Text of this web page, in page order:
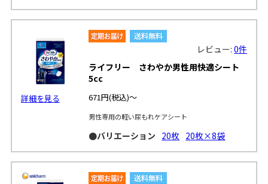
詳細を見る
レビュー:0件
ライフリー さわやか男性用快適シート
5cc
671円(税込)～
男性専用の軽い尿もれケアシート
●バリエーション 20枚 20枚×8袋